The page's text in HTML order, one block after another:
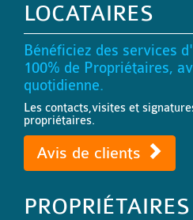
LOCATAIRES
Bénéficiez des services
100% de Propriétaires,
quotidienne.
Les contacts,visites et
propriétaires.
Avis de clients
PROPRIÉTAIRES